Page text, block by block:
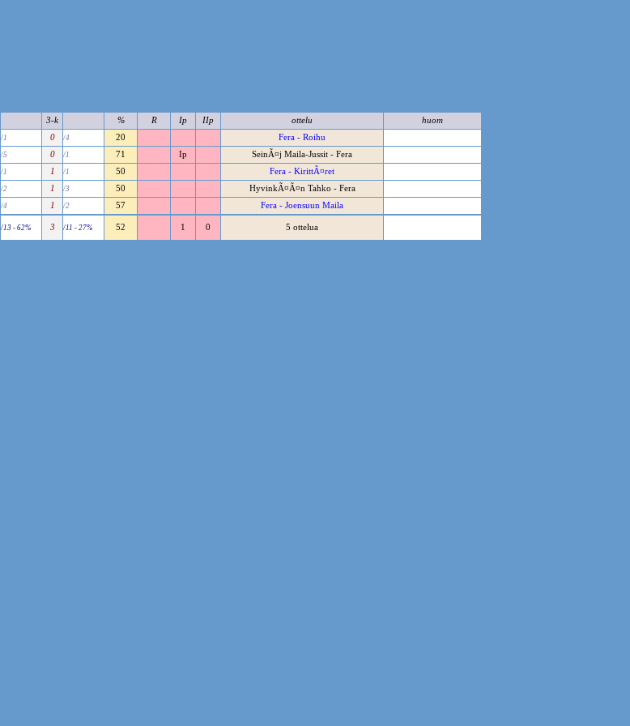
3-k % R Ip IIp ottelu
huom
/1 0 /4 20
Fera - Roihu
/5 0 /1 71 Ip
SeinÃ¤j Maila-Jussit - Fera
/1 1 /1 50
Fera - KirittÃ¤ret
/2 1 /3 50
HyvinkÃ¤Ã¤n Tahko - Fera
/4 1 /2 57 Fera - Joensuun Maila
/13 - 62% 3 /11 - 27% 52 1 0 5 ottelua